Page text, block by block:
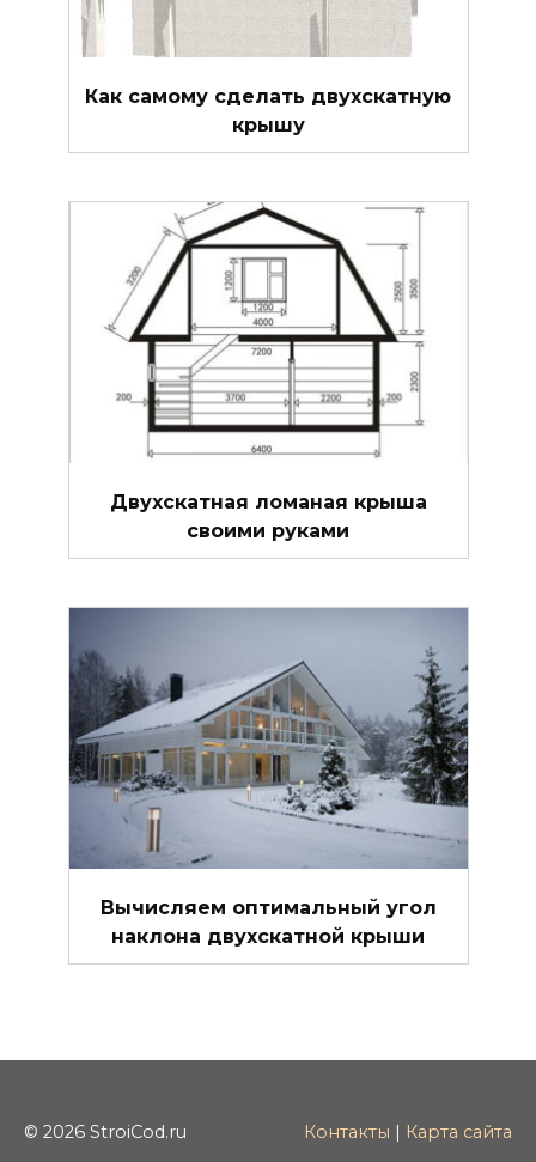
Как самому сделать двухскатную
крышу
Двухскатная ломаная крыша
своими руками
Вычисляем оптимальный угол
наклона двухскатной крыши
© 2026 StroiCod.ru Контакты | Карта сайта